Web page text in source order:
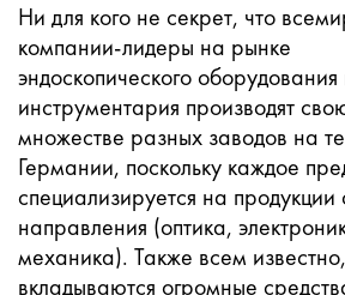
Ни для кого не секрет, что
компании-лидеры на рынке
эндоскопического оборудования
инструментария производят
множестве разных заводов на
Германии, поскольку каждое
специализируется на
направления (оптика,
механика). Также всем
вкладываются огромные